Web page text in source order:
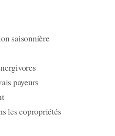
saisonnière
payeurs
les copropriétés